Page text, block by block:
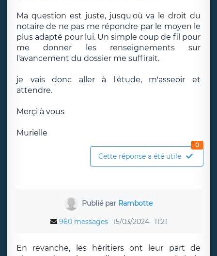
Ma question est juste, jusqu'où va le droit du
notaire de ne pas me répondre par le moyen le
plus adapté pour lui. Un simple coup de fil pour
me donner les renseignements sur
l'avancement du dossier me suffirait.
je vais donc aller à l'étude, m'asseoir et
attendre.
Merçi à vous
Murielle
Cette réponse a été utile
0
Publié par Rambotte
960 messages 15/03/2024 11:21
En revanche, les héritiers ont leur part de